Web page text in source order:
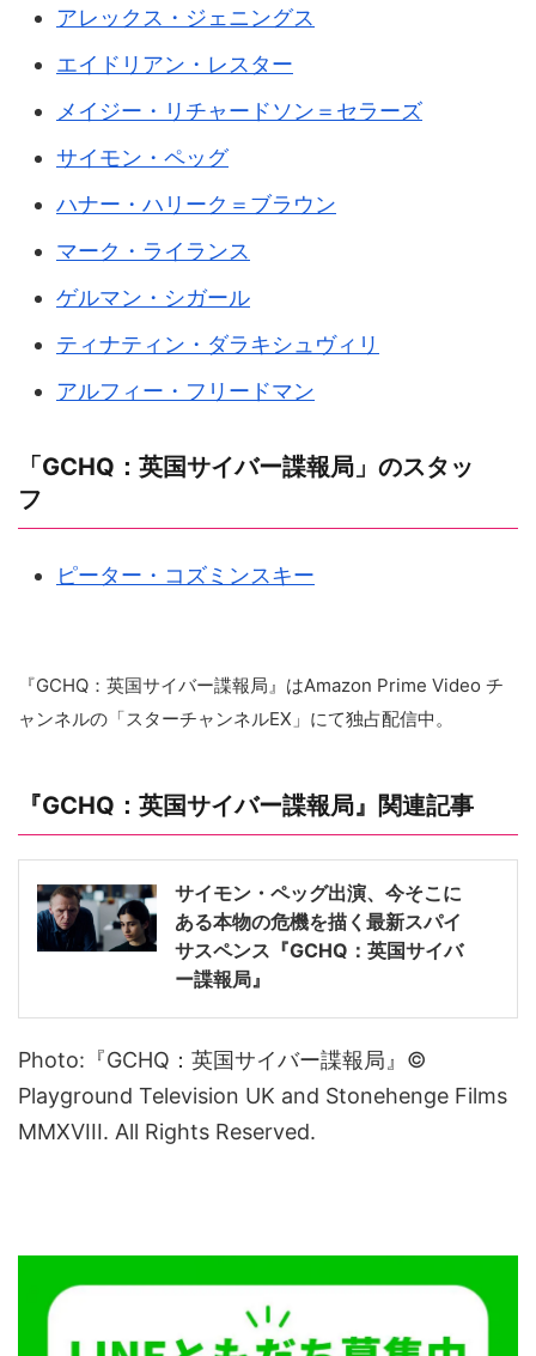
アレックス・ジェニングス
エイドリアン・レスター
メイジー・リチャードソン＝セラーズ
サイモン・ペッグ
ハナー・ハリーク＝ブラウン
マーク・ライランス
ゲルマン・シガール
ティナティン・ダラキシュヴィリ
アルフィー・フリードマン
「GCHQ：英国サイバー諜報局」のスタッ
フ
ピーター・コズミンスキー
『GCHQ：英国サイバー諜報局』はAmazon Prime Video チ
ャンネルの「スターチャンネルEX」にて独占配信中。
『GCHQ：英国サイバー諜報局』関連記事
サイモン・ペッグ出演、今そこに
ある本物の危機を描く最新スパイ
サスペンス『GCHQ：英国サイバ
ー諜報局』
Photo:『GCHQ：英国サイバー諜報局』©︎
Playground Television UK and Stonehenge Films
MMXVIII. All Rights Reserved.